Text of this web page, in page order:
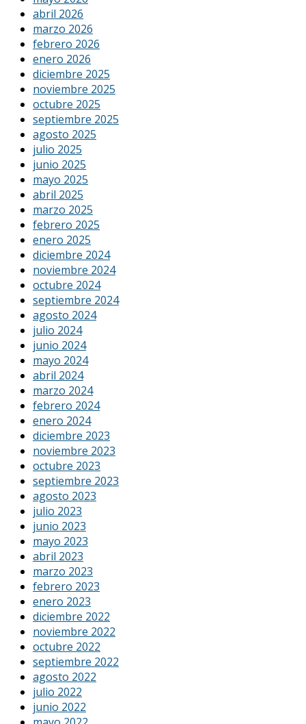
abril 2026
marzo 2026
febrero 2026
enero 2026
diciembre 2025
noviembre 2025
octubre 2025
septiembre 2025
agosto 2025
julio 2025
junio 2025
mayo 2025
abril 2025
marzo 2025
febrero 2025
enero 2025
diciembre 2024
noviembre 2024
octubre 2024
septiembre 2024
agosto 2024
julio 2024
junio 2024
mayo 2024
abril 2024
marzo 2024
febrero 2024
enero 2024
diciembre 2023
noviembre 2023
octubre 2023
septiembre 2023
agosto 2023
julio 2023
junio 2023
mayo 2023
abril 2023
marzo 2023
febrero 2023
enero 2023
diciembre 2022
noviembre 2022
octubre 2022
septiembre 2022
agosto 2022
julio 2022
junio 2022